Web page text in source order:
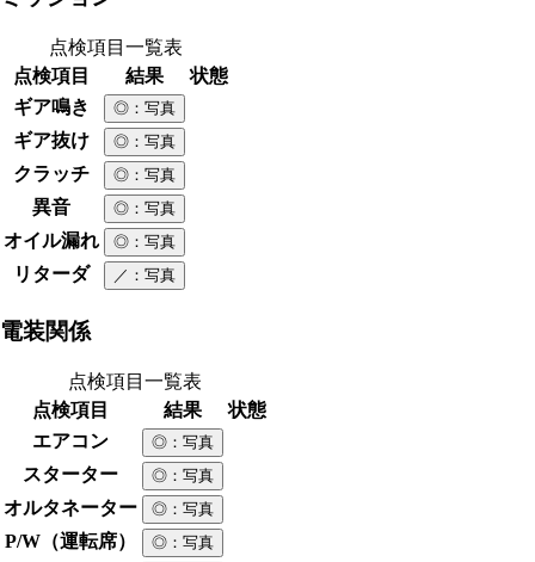
点検項目一覧表
点検項目
結果
状態
ギア鳴き
◎ ：写真
ギア抜け ◎ ：写真
クラッチ ◎ ：写真
異音 ◎ ：写真
オイル漏れ ◎ ：写真
リターダ ／ ：写真
電装関係
点検項目一覧表
点検項目
結果
状態
エアコン
◎ ：写真
スターター ◎ ：写真
オルタネーター ◎ ：写真
P/W（運転席） ◎ ：写真